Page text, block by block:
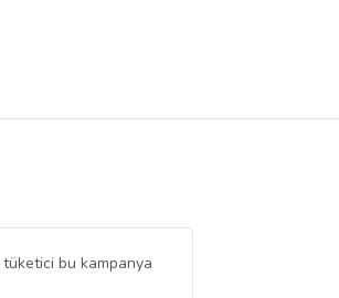
tüketici bu kampanya